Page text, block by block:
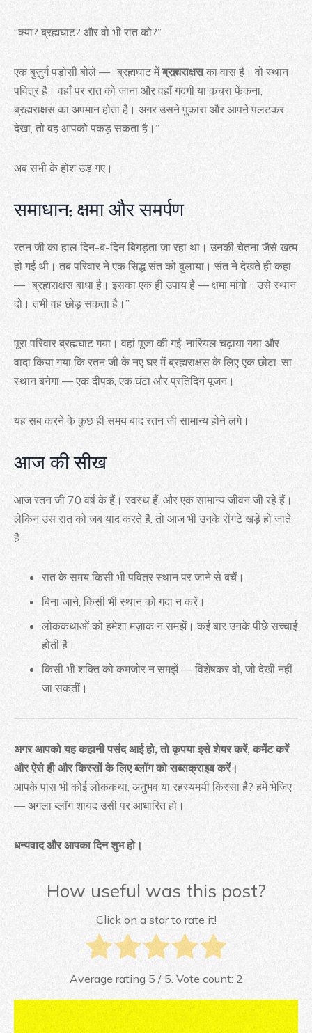
“क्या? ब्रह्मघाट? और वो भी रात को?”
एक बुज़ुर्ग पड़ोसी बोले — “ब्रह्मघाट मेंब्रह्मराक्षसका वास है। वो स्थान
पवित्र है। वहाँ पर रात को जाना और वहाँ गंदगी या कचरा फेंकना,
ब्रह्मराक्षस का अपमान होता है। अगर उसने पुकारा और आपने पलटकर
देखा, तो वह आपको पकड़ सकता है।”
अब सभी के होश उड़ गए।
समाधान: क्षमा और समर्पण
रतन जी का हाल दिन-ब-दिन बिगड़ता जा रहा था। उनकी चेतना जैसे खत्म
हो गई थी। तब परिवार ने एक सिद्ध संत को बुलाया। संत ने देखते ही कहा
— “ब्रह्मराक्षस बाधा है। इसका एक ही उपाय है — क्षमा मांगो। उसे स्थान
दो। तभी वह छोड़ सकता है।”
पूरा परिवार ब्रह्मघाट गया। वहां पूजा की गई, नारियल चढ़ाया गया और
वादा किया गया कि रतन जी के नए घर में ब्रह्मराक्षस के लिए एक छोटा-सा
स्थान बनेगा — एक दीपक, एक घंटा और प्रतिदिन पूजन।
यह सब करने के कुछ ही समय बाद रतन जी सामान्य होने लगे।
आज की सीख
आज रतन जी 70 वर्ष के हैं। स्वस्थ हैं, और एक सामान्य जीवन जी रहे हैं।
लेकिन उस रात को जब याद करते हैं, तो आज भी उनके रोंगटे खड़े हो जाते
हैं।
रात के समय किसी भी पवित्र स्थान पर जाने से बचें।
बिना जाने, किसी भी स्थान को गंदा न करें।
लोककथाओं को हमेशा मज़ाक न समझें। कई बार उनके पीछे सच्चाई
होती है।
किसी भी शक्ति को कमजोर न समझें — विशेषकर वो, जो देखी नहीं
जा सकतीं।
अगर आपको यह कहानी पसंद आई हो, तो कृपया इसे शेयर करें, कमेंट करें
और ऐसे ही और किस्सों के लिए ब्लॉग को सब्सक्राइब करें।
आपके पास भी कोई लोककथा, अनुभव या रहस्यमयी किस्सा है? हमें भेजिए
— अगला ब्लॉग शायद उसी पर आधारित हो।
धन्यवाद और आपका दिन शुभ हो।
How useful was this post?
Click on a star to rate it!
Average rating 5 / 5. Vote count: 2